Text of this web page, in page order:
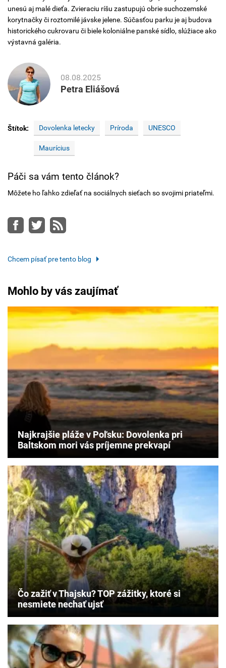
unesú aj malé dieťa. Zvieraciu ríšu zastupujú obrie suchozemské
korytnačky či roztomilé jávske jelene. Súčasťou parku je aj budova
historického cukrovaru či biele koloniálne panské sídlo, slúžiace ako
výstavná galéria.
08.08.2025
Petra Eliášová
Štítok: Dovolenka letecky Príroda UNESCO
Maurícius
Páči sa vám tento článok?
Môžete ho ľahko zdieľať na sociálnych sieťach so svojimi priateľmi.
Facebook
Twitter
RSS
Chcem písať pre tento blog
Mohlo by vás zaujímať
Najkrajšie pláže v Poľsku: Dovolenka pri
Baltskom mori vás príjemne prekvapí
Čo zažiť v Thajsku? TOP zážitky, ktoré si
nesmiete nechať ujsť